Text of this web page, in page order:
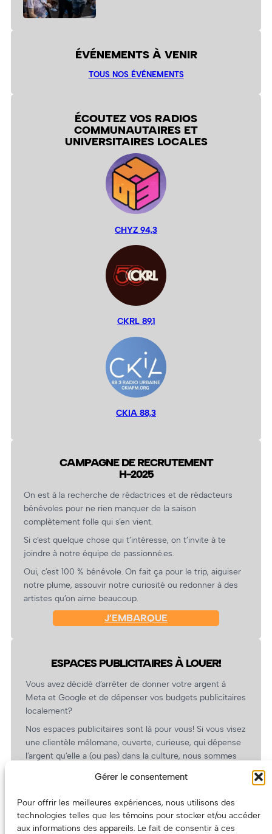
Gérer le consentement
Pour offrir les meilleures expériences, nous utilisons des
technologies telles que les témoins pour stocker et/ou accéder
aux informations des appareils. Le fait de consentir à ces
ÉVÉNEMENTS À VENIR
TOUS NOS ÉVÉNEMENTS
ÉCOUTEZ VOS RADIOS
COMMUNAUTAIRES ET
UNIVERSITAIRES LOCALES
CHYZ 94,3
CKRL 89,1
CKIA 88,3
CAMPAGNE DE RECRUTEMENT
H-2025
On est à la recherche de rédactrices et de rédacteurs
bénévoles pour ne rien manquer de la saison
complètement folle qui s’en vient.
Si c’est quelque chose qui t’intéresse, on t’invite à te
joindre à notre équipe de passionné.es.
Oui, c’est 100 % bénévole. On fait ça pour le trip, aiguiser
notre plume, assouvir notre curiosité ou redonner à des
artistes qu’on aime beaucoup.
J’EMBARQUE
ESPACES PUBLICITAIRES À LOUER!
Vous avez décidé d’arrêter de donner votre argent à
Meta et Google et de dépenser vos budgets publicitaires
localement?
Nos espaces publicitaires sont là pour vous! Si vous visez
une clientèle mélomane, ouverte, curieuse, qui dépense
l’argent qu’elle a (ou pas) dans la culture, nous sommes
revient.
(Oui, on va avoir des tarifs spéciaux pour vous, les